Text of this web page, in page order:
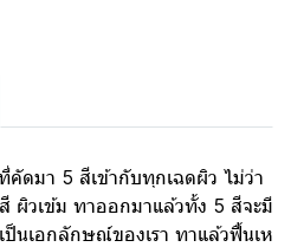
ดมา 5 สีเข้ากับทุกเฉดผิว ไม่ว่า
ผิวเข้ม ทาออกมาแล้วทั้ง 5 สีจะมี
ป็นเอกลักษณ์ของเรา ทาแล้วฟื้นเห